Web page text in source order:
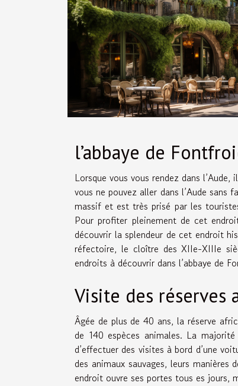
l’abbaye de
Lorsque vous vous rendez dans
vous ne pouvez aller dans l’Aude sans
massif et est très prisé par les
Pour profiter pleinement de cet
découvrir la splendeur de cet endroit
réfectoire, le cloître des XIIe-XIIIe
endroits à découvrir dans l’abbaye de
Visite des réserves
Âgée de plus de 40 ans, la réserve
de 140 espèces animales. La
d’effectuer des visites à bord d’une
des animaux sauvages, leurs
endroit ouvre ses portes tous es jours,